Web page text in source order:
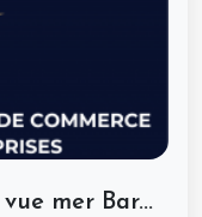
mer Bar...